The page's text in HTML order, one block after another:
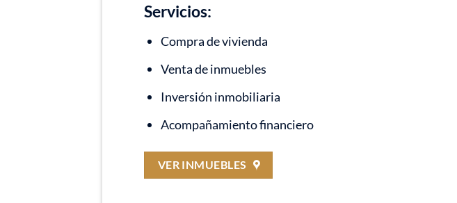
Servicios:
Compra de vivienda
Venta de inmuebles
Inversión inmobiliaria
Acompañamiento financiero
VER INMUEBLES